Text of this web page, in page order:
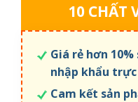
10 CHẤT
Giá rẻ hơn
nhập khẩu
Cam kết sản